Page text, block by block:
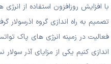
تصمیم به راه اندازی گروه
فعالیت در زمینه انرژی های پاک
اندازی کنیم یکی از مزایای آذر